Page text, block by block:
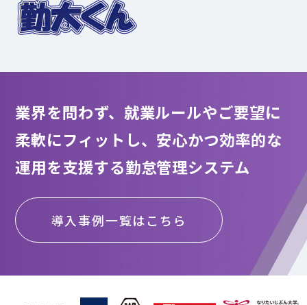
業界を問わず、就業ルールやご要望に
柔軟にフィットし、 安心かつ効率的な
運用を支援する勤怠管理システム
導入事例一覧はこちら